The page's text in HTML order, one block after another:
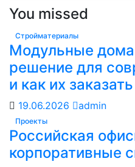
You missed
Стройматериалы
Модульные
решение для
и как их заказать
19.06.2026 admin
Проекты
Российская
корпоративные